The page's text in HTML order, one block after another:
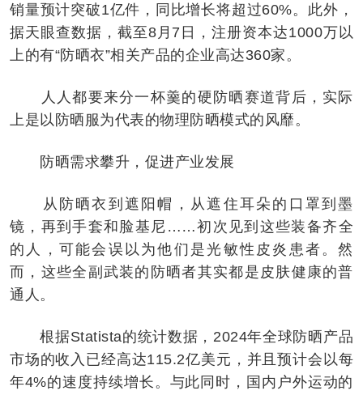
销量预计突破1亿件，同比增长将超过60%。此外，
据天眼查数据，截至8月7日，注册资本达1000万以
上的有“防晒衣”相关产品的企业高达360家。
人人都要来分一杯羹的硬防晒赛道背后，实际
上是以防晒服为代表的物理防晒模式的风靡。
防晒需求攀升，促进产业发展
从防晒衣到遮阳帽，从遮住耳朵的口罩到墨
镜，再到手套和脸基尼……初次见到这些装备齐全
的人，可能会误以为他们是光敏性皮炎患者。然
而，这些全副武装的防晒者其实都是皮肤健康的普
通人。
根据Statista的统计数据，2024年全球防晒产品
市场的收入已经高达115.2亿美元，并且预计会以每
年4%的速度持续增长。与此同时，国内户外运动的